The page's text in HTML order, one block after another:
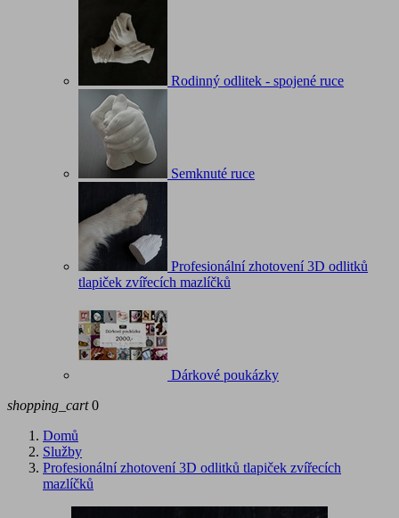
Rodinný odlitek - spojené ruce
Semknuté ruce
Profesionální zhotovení 3D odlitků
tlapiček zvířecích mazlíčků
Dárkové poukázky
shopping_cart 0
Domů
Služby
Profesionální zhotovení 3D odlitků tlapiček zvířecích
mazlíčků